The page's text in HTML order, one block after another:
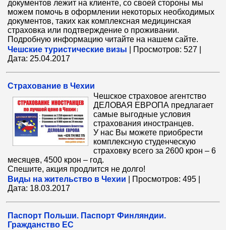
документов лежит на клиенте, со своей стороны мы
можем помочь в оформлении некоторых необходимых
документов, таких как комплексная медицинская
страховка или подтверждение о проживании.
Подробную информацию читайте на нашем сайте.
Чешские туристические визы
Просмотров: 527
Дата: 25.04.2017
Страхование в Чехии
Чешское страховое агентство
ДЕЛОВАЯ ЕВРОПА предлагает
самые выгодные условия
страхования иностранцев.
У нас Вы можете приобрести
комплексную студенческую
страховку всего за 2600 крон – 6
месяцев, 4500 крон – год.
Спешите, акция продлится не долго!
Виды на жительство в Чехии
Просмотров: 495
Дата: 18.03.2017
Паспорт Польши. Паспорт Финляндии.
Гражданство ЕС